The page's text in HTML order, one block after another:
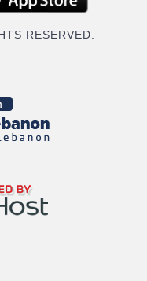
RESERVED.